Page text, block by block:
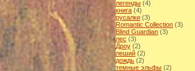
легенды (4)
книга (4)
русалки (3)
Romantic Collection (3)
Blind Guardian (3)
лес (3)
Дроу (2)
леший (2)
дождь (2)
темные эльфы (2)